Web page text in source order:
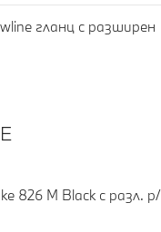
гланц с разширен
826 M Black с разл.